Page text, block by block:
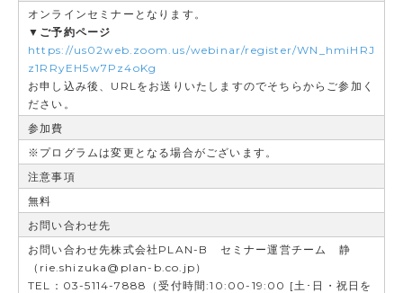
オンラインセミナーとなります。
▼ご予約ページ
https://us02web.zoom.us/webinar/register/WN_hmiHRJ
z1RRyEH5w7Pz4oKg
お申し込み後、URLをお送りいたしますのでそちらからご参加く
ださい。
参加費
※プログラムは変更となる場合がございます。
注意事項
無料
お問い合わせ先
お問い合わせ先株式会社PLAN-B セミナー運営チーム 静
（rie.shizuka@plan-b.co.jp）
TEL：03-5114-7888（受付時間:10:00-19:00 [土･日・祝日を